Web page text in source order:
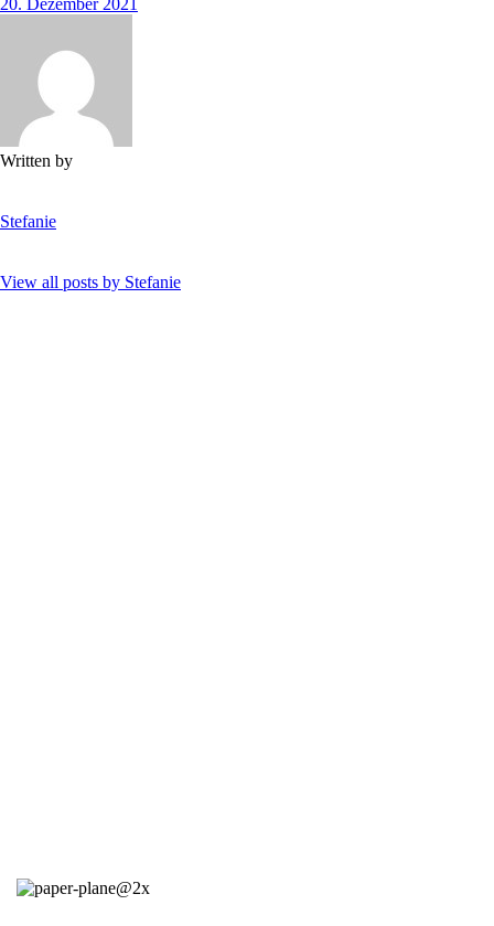
20. Dezember 2021
Written by
Stefanie
View all posts by Stefanie